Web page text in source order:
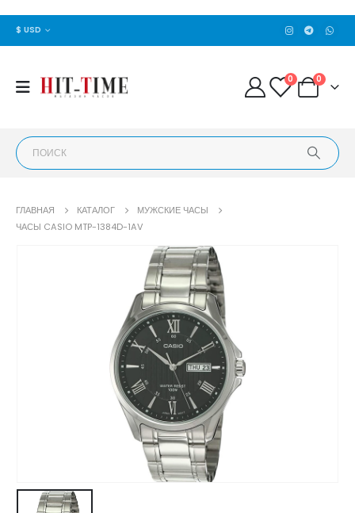
$ USD
0 0
ГЛАВНАЯ КАТАЛОГ
МУЖСКИЕ ЧАСЫ
ЧАСЫ CASIO MTP-1384D-1AV